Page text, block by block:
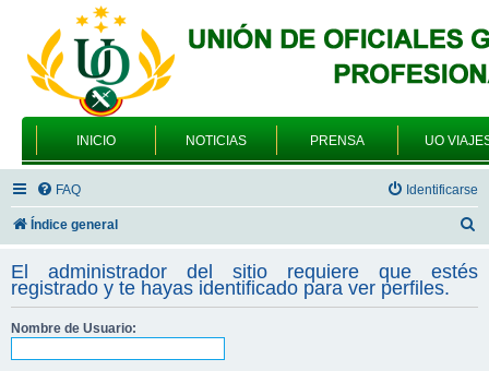
INICIO NOTICIAS PRENSA UO
FAQ Identificarse
Índice general
s
c
El administrador del sitio requiere que estés
registrado y te hayas identificado para ver perfiles.
Nombre de Usuario: